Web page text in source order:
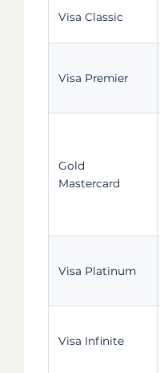
Visa Classic
Visa Premier
Gold
Mastercard
Visa Platinum
Visa Infinite